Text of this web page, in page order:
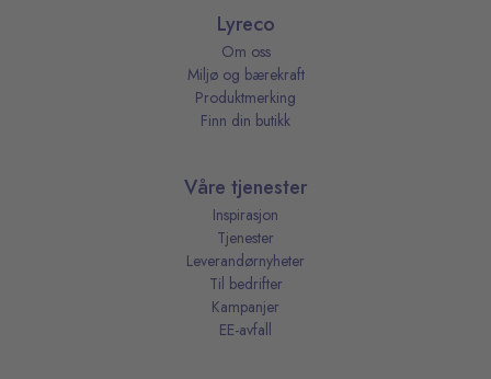
Lyreco
Om oss
Miljø og bærekraft
Produktmerking
Finn din butikk
Våre tjenester
Inspirasjon
Tjenester
Leverandørnyheter
Til bedrifter
Kampanjer
EE-avfall